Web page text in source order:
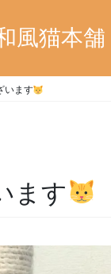
風猫本
います
ます